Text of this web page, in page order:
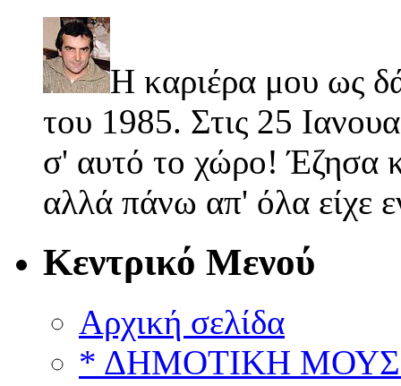
Η καριέρα μου ως
του 1985. Στις 25
σ' αυτό το χώρο! Έζησα
αλλά πάνω απ' όλα είχε
Κεντρικό Μενού
Αρχική σελίδα
* ΔΗΜΟΤΙΚΗ